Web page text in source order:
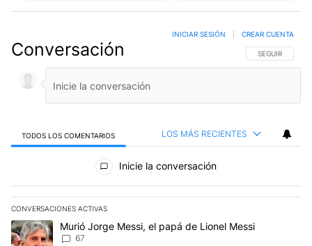
Conversación SIGA ESTA
SEGUIR
INICIAR SESIÓN CREAR CUENTA
TODOS LOS COMENTARIOS LOS MÁS RECIENTES
Todos los comentarios
Inicie la conversación
CONVERSACIONES ACTIVAS
Este listado muestra los artículos con más comentarios en los
Un artículo de tendencia con el título "Murió Jorge Messi, el
Murió Jorge Messi, el papá de Lionel Messi
67